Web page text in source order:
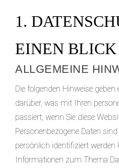
1.
EINEN BLICK
ALLGEMEINE
Die folgenden Hinweise
darüber, was mit Ihren
passiert, wenn Sie diese
Personenbezogene Daten
persönlich identifiziert
Informationen zum Thema